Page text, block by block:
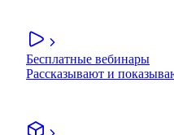
Бесплатные вебинары
Рассказывают и